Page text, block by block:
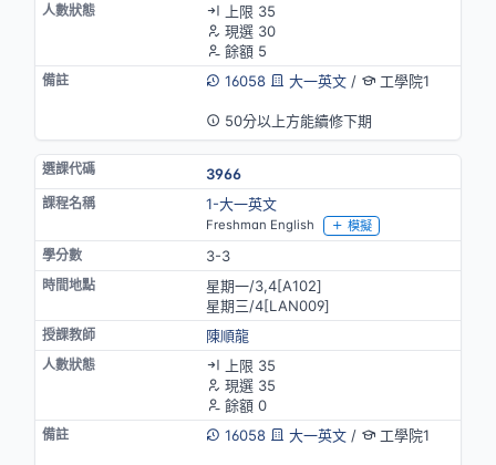
上限 35
現選 30
餘額 5
16058
大一英文/ 工學院1
50分以上方能續修下期
3966
1-大一英文
Freshman English 模擬
3-3
星期一/3,4[A102]
星期三/4[LAN009]
陳順龍
上限 35
現選 35
餘額 0
16058
大一英文/ 工學院1